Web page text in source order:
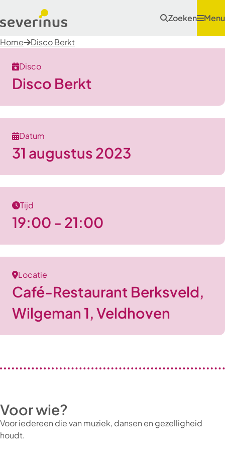
Zoeken Menu
Home Disco Berkt
Disco
Disco Berkt
Datum
31 augustus 2023
Tijd
19:00 - 21:00
Locatie
Café-Restaurant Berksveld,
Wilgeman 1, Veldhoven
Voor wie?
Voor iedereen die van muziek, dansen en gezelligheid
houdt.